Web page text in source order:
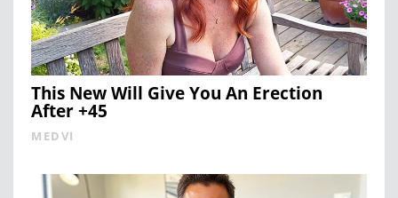
This New Will Give You An Erection
After +45
MEDVI